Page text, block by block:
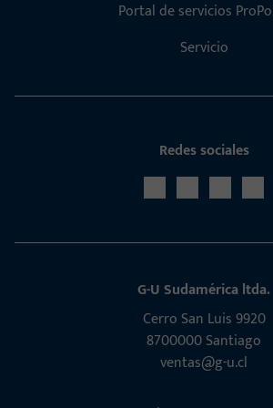
Portal de servicios
Servicio
Redes sociales
G-U Sudamérica ltda.
Cerro San Luis 9920
8700000 Santiago
ventas@g-u.cl